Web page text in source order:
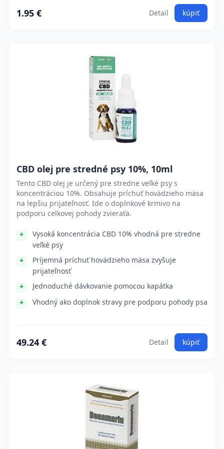
1.95 € Detail kúpiť
CBD olej pre stredné psy 10%, 10ml
Tento CBD olej je určený pre stredne veľké psy s
koncentráciou 10%. Obsahuje príchuť hovädzieho mäsa
na lepšiu prijateľnosť. Ide o doplnkové krmivo na
podporu celkovej pohody zvieraťa.
Vysoká koncentrácia CBD 10% vhodná pre stredne
veľké psy
Príjemná príchuť hovädzieho mäsa zvyšuje
prijateľnosť
Jednoduché dávkovanie pomocou kapátka
Vhodný ako doplnok stravy pre podporu pohody psa
49.24 € Detail kúpiť